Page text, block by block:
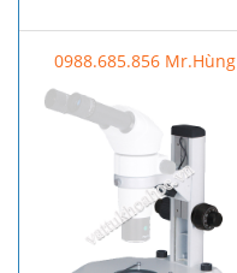
0988.685.856 Mr.Hùng